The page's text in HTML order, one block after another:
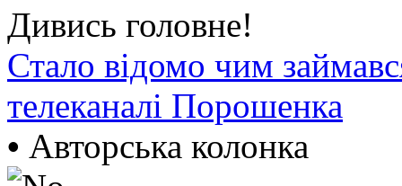
Дивись головне!
Стало відомо чим
телеканалі Порошенка
• Авторська колонка